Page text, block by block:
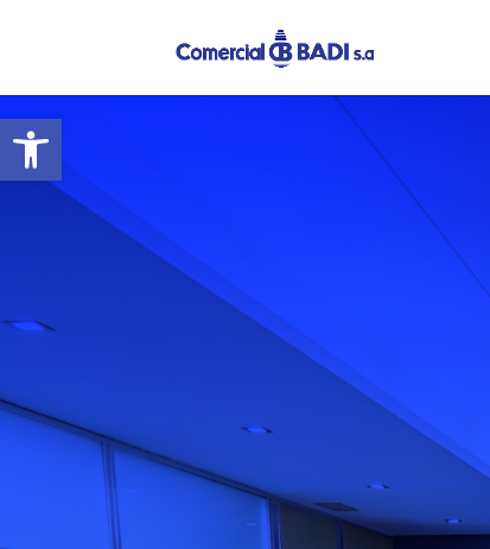
Open toolbar